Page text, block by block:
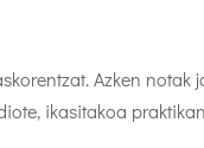
Azken notak
ikasitakoa